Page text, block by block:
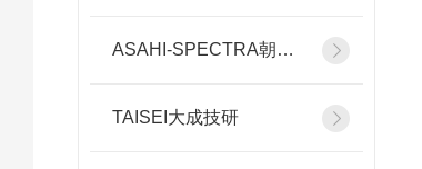
ASAHI-SPECTRA朝日分光
TAISEI大成技研